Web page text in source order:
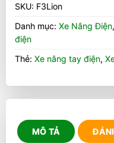
SKU: F3Lion
Danh mục: Xe Nâng Điện,
điện
Thẻ: Xe nâng tay điện,
MÔ TẢ